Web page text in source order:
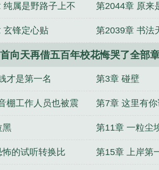
王侯，逆袭杀流氓？ 射雕从收徒开始
？ 成为诺亚后，选择伽古拉
纯属是野路子上不 第2044章 原来
矩都不懂的
玄锋定心贴 第2039章 书法
向天再借五百年校花悔哭了全部
才是第一名 第3章 碰壁
棚工作人员也被震 第7章 这里有
黑 第11章 一粒尘
的试听转换比 第15章 上岸第